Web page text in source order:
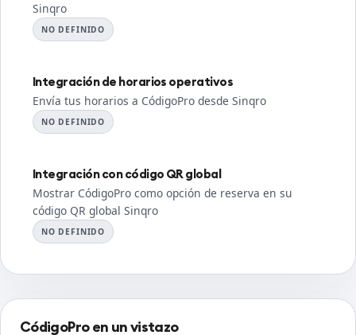
Sinqro
NO DEFINIDO
Integración de horarios operativos
Envía tus horarios a CódigoPro desde Sinqro
NO DEFINIDO
Integración con código QR global
Mostrar CódigoPro como opción de reserva en su
código QR global Sinqro
NO DEFINIDO
CódigoPro en un vistazo